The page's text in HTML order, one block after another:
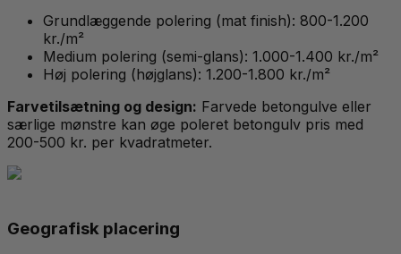
Grundlæggende polering (mat finish): 800-1.200
kr./m²
Medium polering (semi-glans): 1.000-1.400 kr./m²
Høj polering (højglans): 1.200-1.800 kr./m²
Farvetilsætning og design: Farvede betongulve eller
særlige mønstre kan øge poleret betongulv pris med
200-500 kr. per kvadratmeter.
Geografisk placering